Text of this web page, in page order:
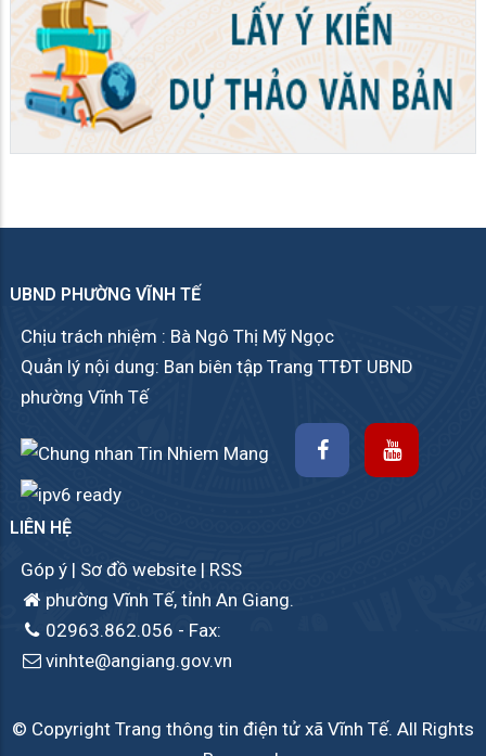
UBND PHƯỜNG VĨNH TẾ
Chịu trách nhiệm : Bà Ngô Thị Mỹ Ngọc
Quản lý nội dung: Ban biên tập Trang TTĐT UBND
phường Vĩnh Tế
LIÊN HỆ
Góp ý | Sơ đồ website | RSS
phường Vĩnh Tế, tỉnh An Giang.
02963.862.056 - Fax:
vinhte@angiang.gov.vn
© Copyright Trang thông tin điện tử xã Vĩnh Tế. All Rights